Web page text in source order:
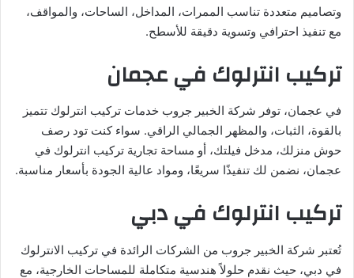
وتصاميم متعددة تناسب الممرات، المداخل، الساحات، والمواقف،
مع تنفيذ احترافي وتسوية دقيقة للأسطح.
تركيب انترلوك في عجمان
في عجمان، توفر شركة الخبير جروب خدمات تركيب انترلوك تتميز
بالقوة، الثبات، والمظهر الجمالي الراقي. سواء كنت تود رصف
حوش منزلك، مدخل فيلتك، أو مساحة تجارية تركيب انترلوك في
عجمان، نضمن لك تنفيذًا سريعًا، ومواد عالية الجودة بأسعار مناسبة.
تركيب انترلوك في دبي
تُعتبر شركة الخبير جروب من الشركات الرائدة في تركيب الانترلوك
في دبي، حيث نقدم حلولاً هندسية متكاملة للمساحات الخارجية، مع